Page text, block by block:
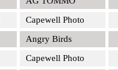
Capewell Photo
Angry Birds
Capewell Photo